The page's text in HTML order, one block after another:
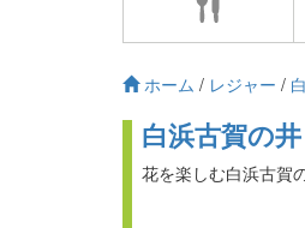
ホーム / レジャー /
白浜古賀の
花を楽しむ白浜古賀